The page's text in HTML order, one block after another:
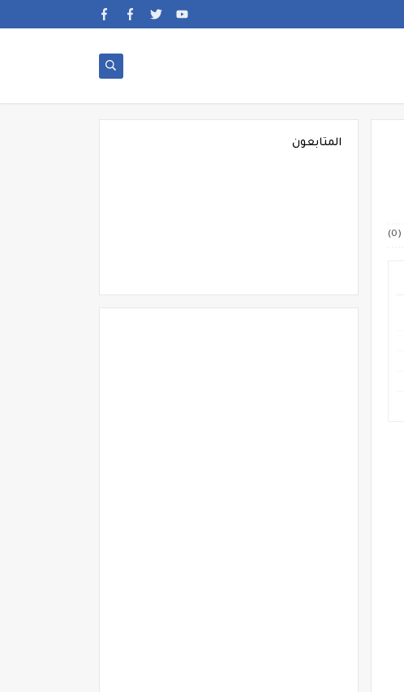
(0)
المتابعون